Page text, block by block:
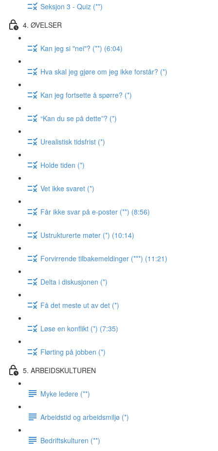
Seksjon 3 - Quiz (**)
4. ØVELSER
Kan jeg si "nei"? (**) (6:04)
Hva skal jeg gjøre om jeg ikke forstår? (*)
Kan jeg fortsette å spørre? (*)
“Kan du se på dette”? (*)
Urealistisk tidsfrist (*)
Holde tiden (*)
Vet ikke svaret (*)
Får ikke svar på e-poster (**) (8:56)
Ustrukturerte møter (*) (10:14)
Forvirrende tilbakemeldinger (***) (11:21)
Delta i diskusjonen (*)
Få det meste ut av det (*)
Løse en konflikt (*) (7:35)
Flørting på jobben (*)
5. ARBEIDSKULTUREN
Myke ledere (**)
Arbeidstid og arbeidsmiljø (*)
Bedriftskulturen (**)